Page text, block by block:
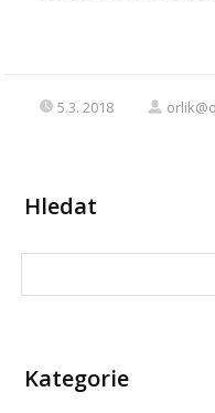
5.3. 2018
Hledat
Kategorie